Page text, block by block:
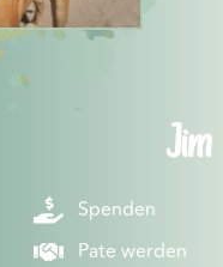
Jim
Spenden
Pate werden